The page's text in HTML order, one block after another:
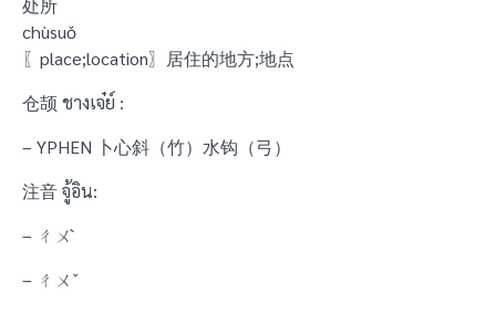
处所
chùsuǒ
〖place;location〗居住的地方;地点
仓颉 ชางเจ๋ย์ :
– YPHEN 卜心斜（竹）水钩（弓）
注音 จู้อิน:
– ㄔㄨˋ
– ㄔㄨˇ